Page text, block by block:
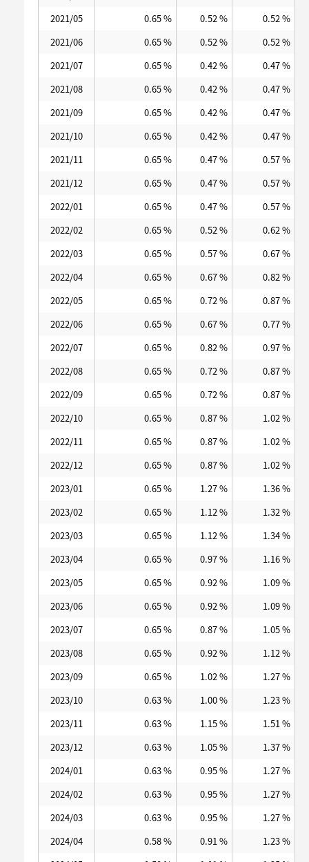
2021/05
0.65 % 0.52 %
0.52 %
2021/06
0.65 % 0.52 %
0.52 %
2021/07
0.65 % 0.42 %
0.47 %
2021/08
0.65 % 0.42 %
0.47 %
2021/09
0.65 % 0.42 %
0.47 %
2021/10
0.65 % 0.42 %
0.47 %
2021/11
0.65 % 0.47 %
0.57 %
2021/12
0.65 % 0.47 %
0.57 %
2022/01
0.65 % 0.47 %
0.57 %
2022/02
0.65 % 0.52 %
0.62 %
2022/03
0.65 % 0.57 %
0.67 %
2022/04
0.65 % 0.67 %
0.82 %
2022/05
0.65 % 0.72 %
0.87 %
2022/06
0.65 % 0.67 %
0.77 %
2022/07
0.65 % 0.82 %
0.97 %
2022/08
0.65 % 0.72 %
0.87 %
2022/09
0.65 % 0.72 %
0.87 %
2022/10
0.65 % 0.87 %
1.02 %
2022/11
0.65 % 0.87 %
1.02 %
2022/12
0.65 % 0.87 %
1.02 %
2023/01
0.65 % 1.27 %
1.36 %
2023/02
0.65 % 1.12 %
1.32 %
2023/03
0.65 % 1.12 %
1.34 %
2023/04
0.65 % 0.97 %
1.16 %
2023/05
0.65 % 0.92 %
1.09 %
2023/06
0.65 % 0.92 %
1.09 %
2023/07
0.65 % 0.87 %
1.05 %
2023/08
0.65 % 0.92 %
1.12 %
2023/09
0.65 % 1.02 %
1.27 %
2023/10
0.63 % 1.00 %
1.23 %
2023/11
0.63 % 1.15 %
1.51 %
2023/12
0.63 % 1.05 %
1.37 %
2024/01
0.63 % 0.95 %
1.27 %
2024/02
0.63 % 0.95 %
1.27 %
2024/03
0.63 % 0.95 %
1.27 %
2024/04
0.58 % 0.91 %
1.23 %